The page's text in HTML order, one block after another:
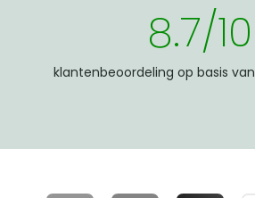
8.7/10
klantenbeoordeling op basis van